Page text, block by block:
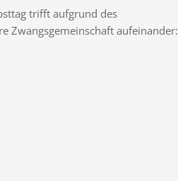
trifft aufgrund des
Zwangsgemeinschaft aufeinander: